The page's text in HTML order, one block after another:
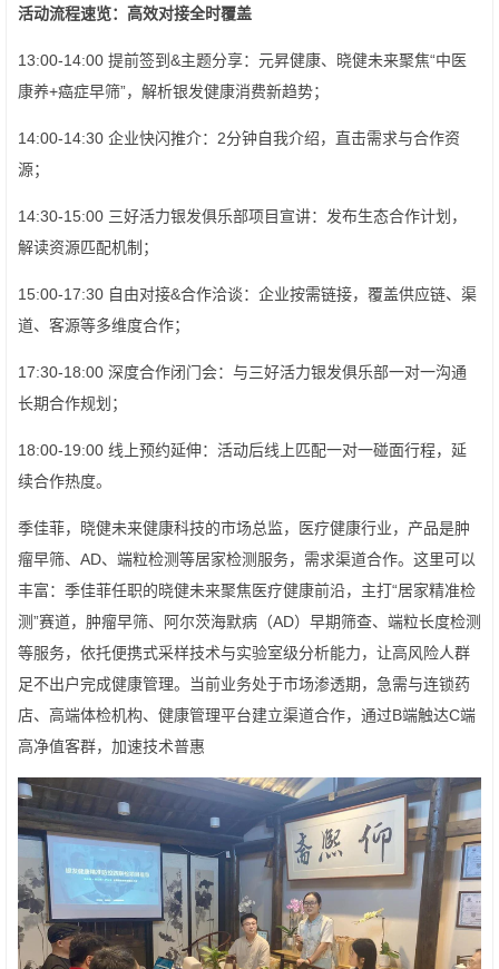
活动流程速览：高效对接全时覆盖
13:00-14:00 提前签到&主题分享：元昇健康、晓健未来聚焦“中医
康养+癌症早筛”，解析银发健康消费新趋势；
14:00-14:30 企业快闪推介：2分钟自我介绍，直击需求与合作资
源；
14:30-15:00 三好活力银发俱乐部项目宣讲：发布生态合作计划，
解读资源匹配机制；
15:00-17:30 自由对接&合作洽谈：企业按需链接，覆盖供应链、渠
道、客源等多维度合作；
17:30-18:00 深度合作闭门会：与三好活力银发俱乐部一对一沟通
长期合作规划；
18:00-19:00 线上预约延伸：活动后线上匹配一对一碰面行程，延
续合作热度。
季佳菲，晓健未来健康科技的市场总监，医疗健康行业，产品是肿
瘤早筛、AD、端粒检测等居家检测服务，需求渠道合作。这里可以
丰富：季佳菲任职的晓健未来聚焦医疗健康前沿，主打“居家精准检
测”赛道，肿瘤早筛、阿尔茨海默病（AD）早期筛查、端粒长度检测
等服务，依托便携式采样技术与实验室级分析能力，让高风险人群
足不出户完成健康管理。当前业务处于市场渗透期，急需与连锁药
店、高端体检机构、健康管理平台建立渠道合作，通过B端触达C端
高净值客群，加速技术普惠